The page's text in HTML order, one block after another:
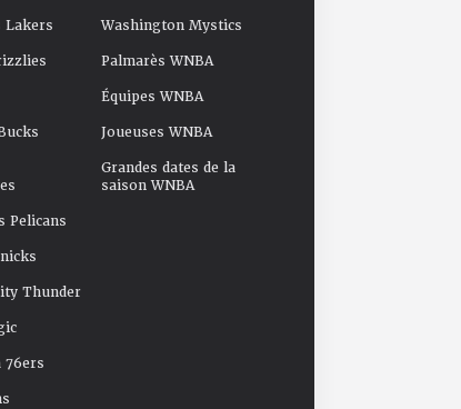
Lakers
Pelicans
Thunder
76ers
Washington Mystics
Palmarès WNBA
Équipes WNBA
Joueuses WNBA
Grandes dates de la
saison WNBA